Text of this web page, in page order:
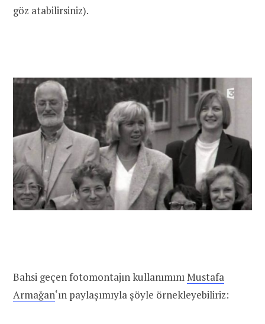
göz atabilirsiniz).
Bahsi geçen fotomontajın kullanımınıMustafa
Armağan‘ın paylaşımıyla şöyle örnekleyebiliriz: